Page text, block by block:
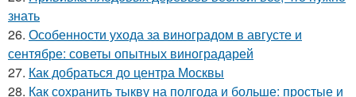
знать
26. Особенности ухода за виноградом в августе и
сентябре: советы опытных виноградарей
27. Как добраться до центра Москвы
28. Как сохранить тыкву на полгода и больше: простые и